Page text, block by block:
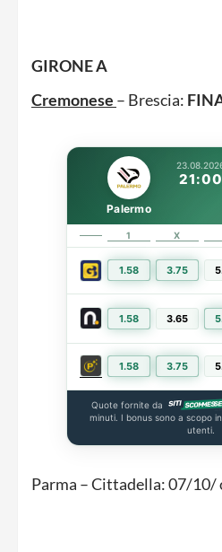
GIRONE A
Cremonese – Brescia:
21:00
Palermo
1 X
1.58 3.75
1.58 3.65
1.58 3.75
Quote fornite da
minuti. I bonus sono a scopo
utenti.
Parma – Cittadella: 07/10/